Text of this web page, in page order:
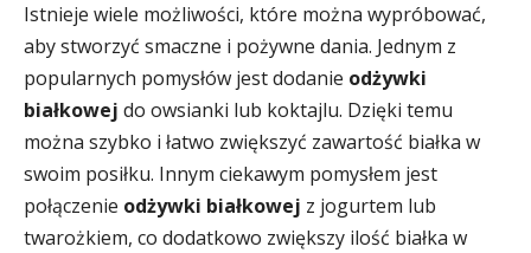
Istnieje wiele możliwości, które można wypróbować,
aby stworzyć smaczne i pożywne dania. Jednym z
popularnych pomysłów jest dodanie odżywki
białkowej do owsianki lub koktajlu. Dzięki temu
można szybko i łatwo zwiększyć zawartość białka w
swoim posiłku. Innym ciekawym pomysłem jest
połączenie odżywki białkowej z jogurtem lub
twarożkiem, co dodatkowo zwiększy ilość białka w